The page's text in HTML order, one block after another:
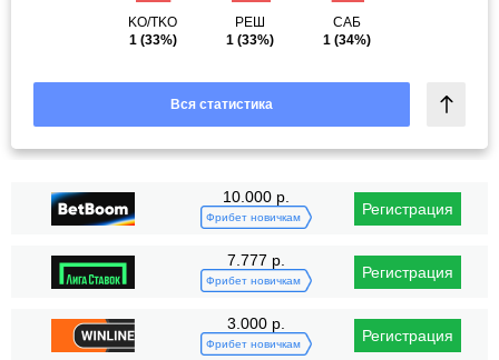
KO/TKO
1(33%)
РЕШ
1 (33%)
САБ
1 (34%)
Вся статистика
10.000 р.
Фрибет новичкам Регистрация
7.777 р.
Фрибет новичкам Регистрация
3.000 р.
Фрибет новичкам Регистрация